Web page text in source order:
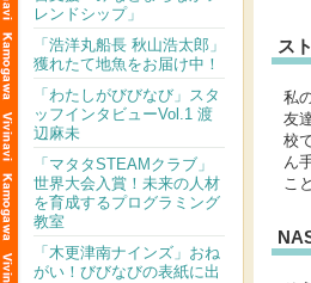
レンドシップ」
「浩洋丸船長 秋山浩太郎」
獲れたて地魚をお届け中！
「わたしがびびなび」スタ
ッフインタビューVol.1 渡
辺麻未
「マタタSTEAMクラブ」
世界大会入賞！未来の人材
を育成するプログラミング
教室
「木更津南ナインズ」おね
がい！びびなびの表紙に出
ス
私
友
校
ん
こ